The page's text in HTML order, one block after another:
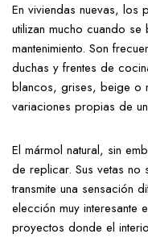
En viviendas nuevas, los
utilizan mucho cuando
mantenimiento. Son
duchas y frentes de
blancos, grises, beige o
variaciones propias de
El mármol natural, sin
de replicar. Sus vetas no
transmite una sensación
elección muy interesante
proyectos donde el